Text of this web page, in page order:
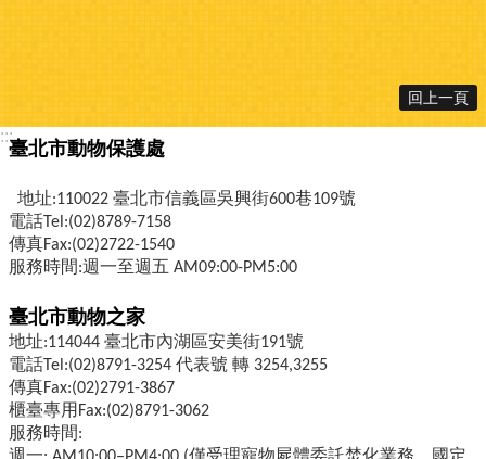
回上一頁
:::
臺北市動物保護處
地址:110022 臺北市信義區吳興街600巷109號
電話Tel:(02)8789-7158
傳真Fax:(02)2722-1540
服務時間:週一至週五 AM09:00-PM5:00
臺北市動物之家
地址:114044 臺北市內湖區安美街191號
電話Tel:(02)8791-3254 代表號 轉 3254,3255
傳真Fax:(02)2791-3867
櫃臺專用Fax:(02)8791-3062
服務時間: